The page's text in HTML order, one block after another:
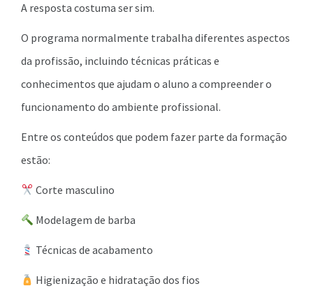
A resposta costuma ser sim.
O programa normalmente trabalha diferentes aspectos
da profissão, incluindo técnicas práticas e
conhecimentos que ajudam o aluno a compreender o
funcionamento do ambiente profissional.
Entre os conteúdos que podem fazer parte da formação
estão:
Corte masculino
Modelagem de barba
Técnicas de acabamento
Higienização e hidratação dos fios